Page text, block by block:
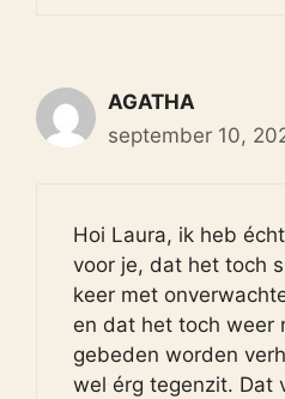
AGATHA
september 10,
Hoi Laura, ik heb
voor je, dat het toch
keer met
en dat het toch weer
gebeden worden
wel érg tegenzit. Dat